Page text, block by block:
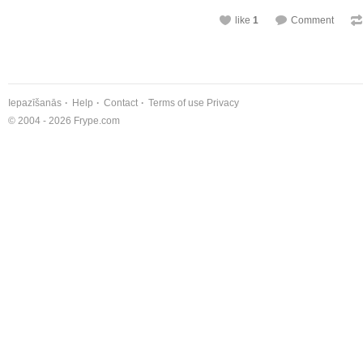
like 1 Comment
Iepazīšanās Help Contact Terms of use Privacy
© 2004 - 2026 Frype.com